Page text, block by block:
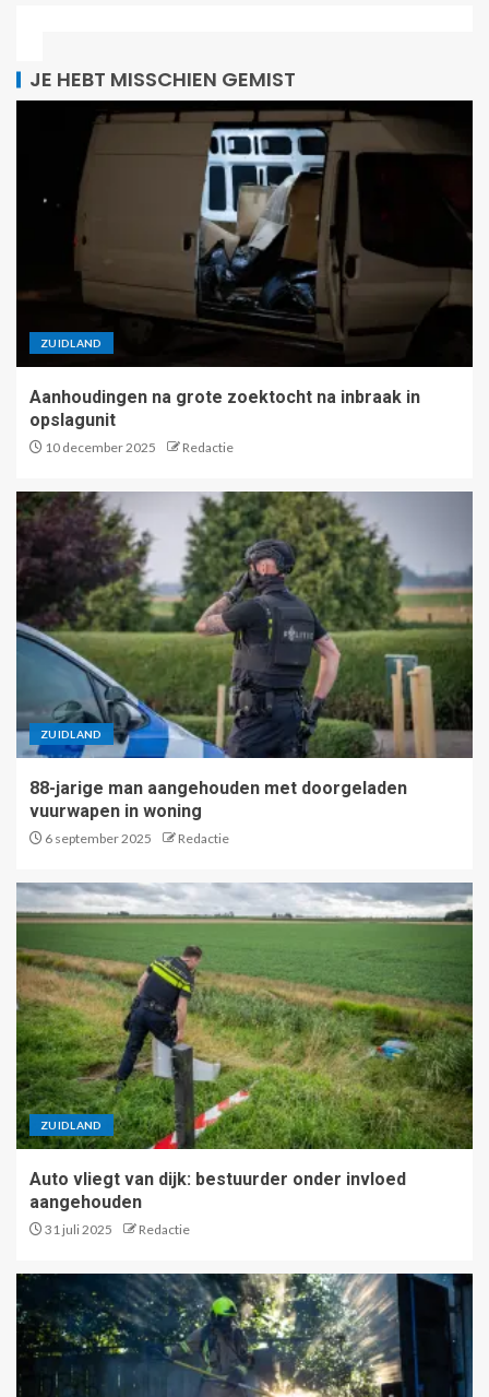
JE HEBT MISSCHIEN GEMIST
ZUIDLAND
Aanhoudingen na grote zoektocht na inbraak in
opslagunit
10 december 2025 Redactie
ZUIDLAND
88-jarige man aangehouden met doorgeladen
vuurwapen in woning
6 september 2025 Redactie
ZUIDLAND
Auto vliegt van dijk: bestuurder onder invloed
aangehouden
31 juli 2025 Redactie